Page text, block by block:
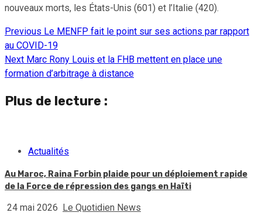
nouveaux morts, les États-Unis (601) et l’Italie (420).
Continue
Reading
Previous Le MENFP fait le point sur ses actions par rapport
au COVID-19
Next Marc Rony Louis et la FHB mettent en place une
formation d’arbitrage à distance
Plus de lecture :
Actualités
Au Maroc, Raina Forbin plaide pour un déploiement rapide
de la Force de répression des gangs en Haïti
24 mai 2026 Le Quotidien News